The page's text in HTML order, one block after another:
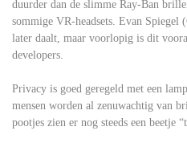
duurder dan de slimme Ray-Ban
sommige VR-headsets. Evan Spiegel
later daalt, maar voorlopig is dit
developers.
Privacy is goed geregeld met een
mensen worden al zenuwachtig van
pootjes zien er nog steeds een beetje